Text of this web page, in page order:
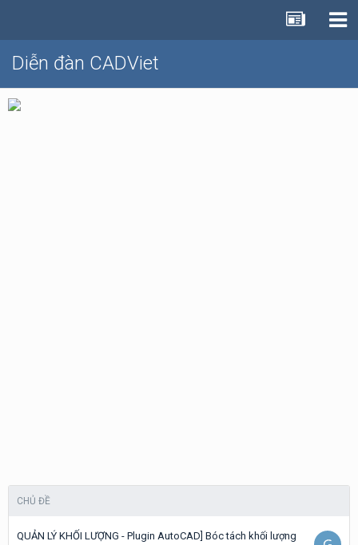
Diễn đàn CADViet
CHỦ ĐỀ
QUẢN LÝ KHỐI LƯỢNG - Plugin AutoCAD] Bóc tách khối lượng